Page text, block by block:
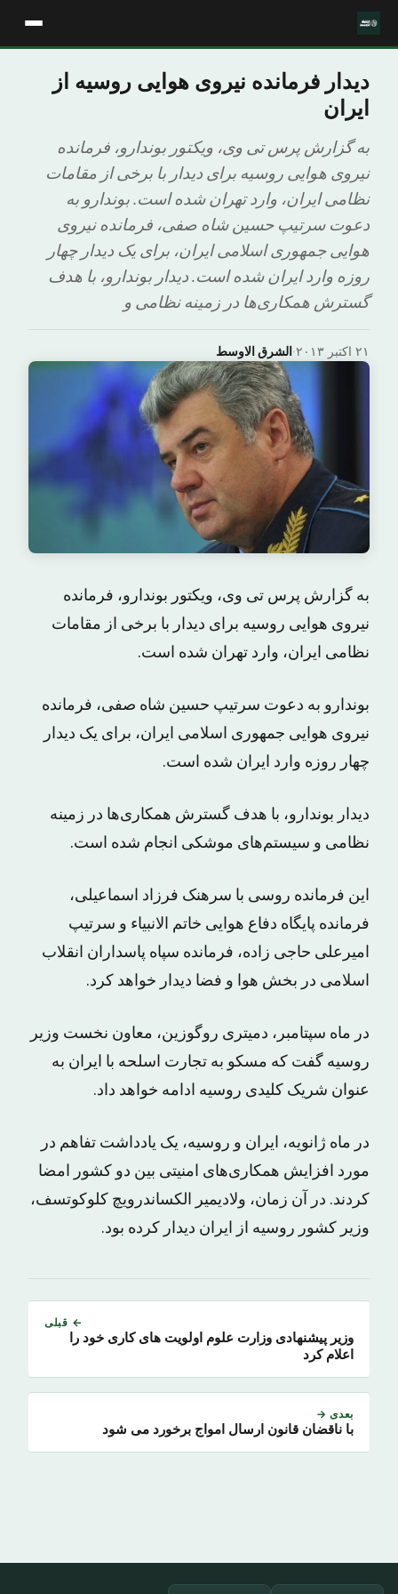
دیدار فرمانده نیروی هوایی روسیه از
ایران
به گزارش پرس تی وی، ویکتور بوندارو، فرمانده
نیروی هوایی روسیه برای دیدار با برخی از مقامات
نظامی ایران، وارد تهران شده است. بوندارو به
دعوت سرتیپ حسین شاه صفی، فرمانده نیروی
هوایی جمهوری اسلامی ایران، برای یک دیدار چهار
روزه وارد ایران شده است. دیدار بوندارو، با هدف
گسترش همکاری‌ها در زمینه نظامی و
الشرق الاوسط· ۲۱ اکتبر ۲۰۱۳
به گزارش پرس تی وی، ویکتور بوندارو، فرمانده
نیروی هوایی روسیه برای دیدار با برخی از مقامات
نظامی ایران، وارد تهران شده است.
بوندارو به دعوت سرتیپ حسین شاه صفی، فرمانده
نیروی هوایی جمهوری اسلامی ایران، برای یک دیدار
چهار روزه وارد ایران شده است.
دیدار بوندارو، با هدف گسترش همکاری‌ها در زمینه
نظامی و سیستم‌های موشکی انجام شده است.
این فرمانده روسی با سرهنک فرزاد اسماعیلی،
فرمانده پایگاه دفاع هوایی خاتم الانبیاء و سرتیپ
امیرعلی حاجی زاده، فرمانده سپاه پاسداران انقلاب
اسلامی در بخش هوا و فضا دیدار خواهد کرد.
در ماه سپتامبر، دمیتری روگوزین، معاون نخست وزیر
روسیه گفت که مسکو به تجارت اسلحه با ایران به
عنوان شریک کلیدی روسیه ادامه خواهد داد.
در ماه ژانویه، ایران و روسیه، یک یادداشت تفاهم در
مورد افزایش همکاری‌های امنیتی بین دو کشور امضا
کردند. در آن زمان، ولادیمیر الکساندرویچ کلوکوتسف،
وزیر کشور روسیه از ایران دیدار کرده بود.
← قبلی
وزیر پیشنهادی وزارت علوم اولویت های کاری خود را
اعلام کرد
بعدی →
با ناقضان قانون ارسال امواج برخورد می شود